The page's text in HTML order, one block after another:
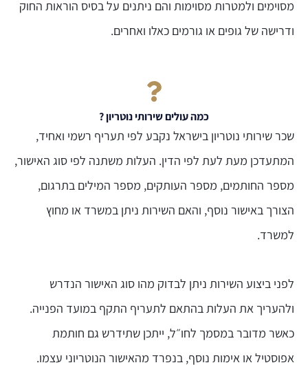
מסוימים ולמטרות מסוימות והם ניתנים על בסיס הוראות החוק
ודרישה של גופים או גורמים כאלו ואחרים.
כמה עולים שירותי נוטריון ?
שכר שירותי נוטריון בישראל נקבע לפי תעריף רשמי ואחיד,
המתעדכן מעת לעת לפי הדין. העלות משתנה לפי סוג האישור,
מספר החותמים, מספר העותקים, מספר המילים בתרגום,
הצורך באישור נוסף, והאם השירות ניתן במשרד או מחוץ
למשרד.
לפני ביצוע השירות ניתן לבדוק מהו סוג האישור הנדרש
ולהעריך את העלות בהתאם לתעריף התקף במועד הפנייה.
כאשר מדובר במסמך לחו״ל, ייתכן שתידרש גם חותמת
אפוסטיל או אימות נוסף, בנפרד מהאישור הנוטריוני עצמו.